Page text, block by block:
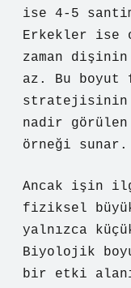
ise 4-5
Erkekler ise
zaman
az. Bu boyut
stratejisinin
nadir
örneği sunar.
Ancak işin
fiziksel
yalnızca
Biyolojik
bir etki